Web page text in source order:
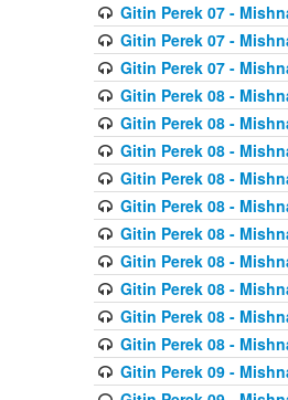
Gitin Perek 07 -
Gitin Perek 07 -
Gitin Perek 07 -
Gitin Perek 08 -
Gitin Perek 08 -
Gitin Perek 08 -
Gitin Perek 08 -
Gitin Perek 08 -
Gitin Perek 08 -
Gitin Perek 08 -
Gitin Perek 08 -
Gitin Perek 08 -
Gitin Perek 08 -
Gitin Perek 09 -